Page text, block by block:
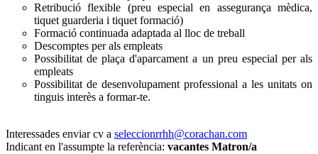
Retribució flexible (preu especial en assegurança mèdica,
tiquet guarderia i tiquet formació)
Formació continuada adaptada al lloc de treball
Descomptes per als empleats
Possibilitat de plaça d'aparcament a un preu especial per als
empleats
Possibilitat de desenvolupament professional a les unitats on
tinguis interès a formar-te.
Interessades enviar cv a seleccionrrhh@corachan.com
Indicant en l'assumpte la referència: vacantes Matron/a